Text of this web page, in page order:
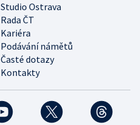
Studio Ostrava
Rada ČT
Kariéra
Podávání námětů
Časté dotazy
Kontakty